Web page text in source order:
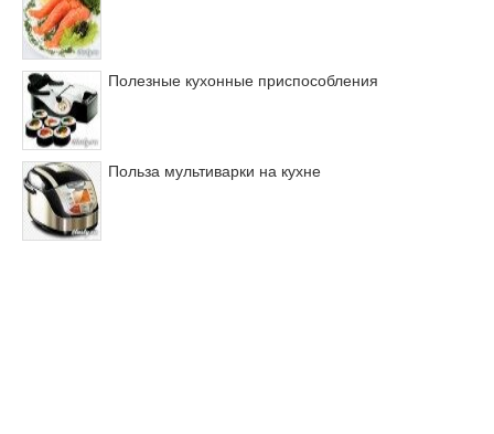
Полезные кухонные приспособления
Польза мультиварки на кухне